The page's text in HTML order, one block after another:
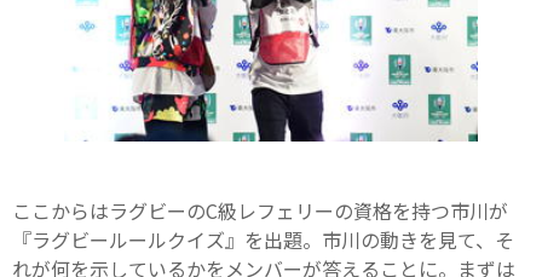
ここからはラグビーのC級レフェリーの資格を持つ市川が
『ラグビールールクイズ』を出題。市川の動きを見て、そ
れが何を示しているかをメンバーが答えることに。まずは